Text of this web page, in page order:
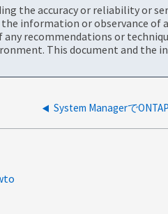
the accuracy or reliability or
information or observance
recommendations or
This document and the